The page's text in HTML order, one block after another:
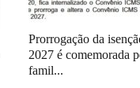
Prorrogação da
2027 é comemorada
famil...